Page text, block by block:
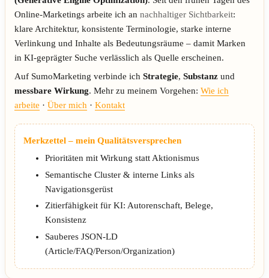
Online-Marketings arbeite ich an nachhaltiger Sichtbarkeit:
klare Architektur, konsistente Terminologie, starke interne
Verlinkung und Inhalte als Bedeutungsräume – damit Marken
in KI-geprägter Suche verlässlich als Quelle erscheinen.
Auf SumoMarketing verbinde ich Strategie, Substanzund
messbare Wirkung. Mehr zu meinem Vorgehen: Wie ich
arbeite · Über mich· Kontakt
Merkzettel – mein Qualitätsversprechen
Prioritäten mit Wirkung statt Aktionismus
Semantische Cluster & interne Links als
Navigationsgerüst
Zitierfähigkeit für KI: Autorenschaft, Belege,
Konsistenz
Sauberes JSON-LD
(Article/FAQ/Person/Organization)